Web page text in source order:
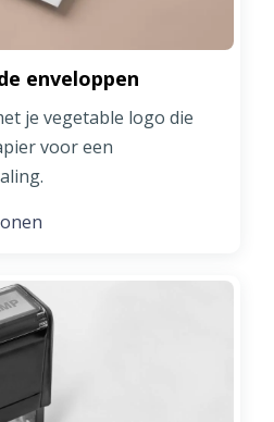
enveloppen
je vegetable logo die
voor een